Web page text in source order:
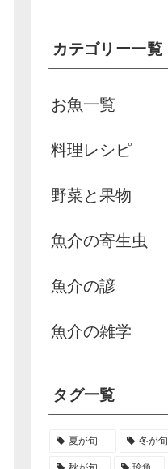
カテゴリー一覧
お魚一覧
料理レシピ
野菜と果物
魚介の寄生虫
魚介の諺
魚介の雑学
タグ一覧
夏が旬 冬が旬